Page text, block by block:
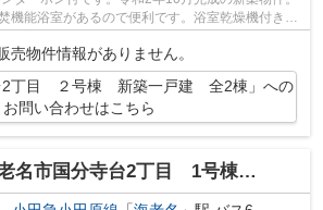
機能浴室があるので便利です。浴室乾燥機付きの
売物件情報がありません。
2丁目 ２号棟 新築一戸建 全2棟」への
お問い合わせはこちら
市国分寺台2丁目 1号棟 新築一戸建 全2棟